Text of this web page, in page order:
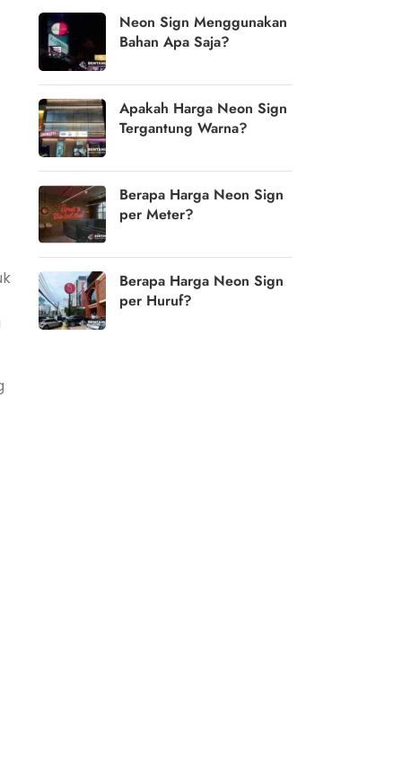
Neon Sign Menggunakan
Bahan Apa Saja?
Apakah Harga Neon Sign
Tergantung Warna?
Berapa Harga Neon Sign
per Meter?
Berapa Harga Neon Sign
per Huruf?